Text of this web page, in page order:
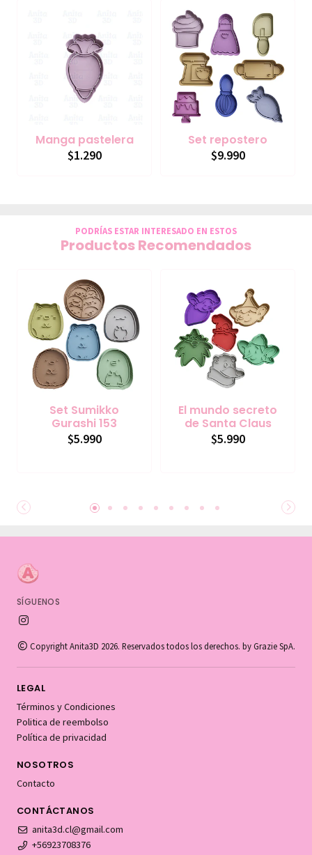
Manga pastelera
$1.290
Set repostero
$9.990
PODRÍAS ESTAR INTERESADO EN ESTOS
Productos Recomendados
Set Sumikko
Gurashi 153
$5.990
El mundo secreto
de Santa Claus
$5.990
SÍGUENOS
Copyright Anita3D 2026. Reservados todos los derechos. by Grazie SpA.
LEGAL
Términos y Condiciones
Politica de reembolso
Política de privacidad
NOSOTROS
Contacto
CONTÁCTANOS
anita3d.cl@gmail.com
+56923708376